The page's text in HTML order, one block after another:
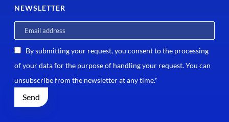
NEWSLETTER
By submitting your request, you consent to the processing
of your data for the purpose of handling your request. You can
unsubscribe from the newsletter at any time.*